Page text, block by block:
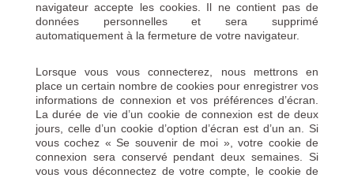
navigateur accepte les cookies. Il ne contient pas de
données personnelles et sera supprimé
automatiquement à la fermeture de votre navigateur.
Lorsque vous vous connecterez, nous mettrons en
place un certain nombre de cookies pour enregistrer vos
informations de connexion et vos préférences d’écran.
La durée de vie d’un cookie de connexion est de deux
jours, celle d’un cookie d’option d’écran est d’un an. Si
vous cochez « Se souvenir de moi », votre cookie de
connexion sera conservé pendant deux semaines. Si
vous vous déconnectez de votre compte, le cookie de